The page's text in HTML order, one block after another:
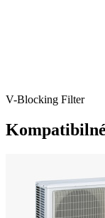
V-Blocking Filter